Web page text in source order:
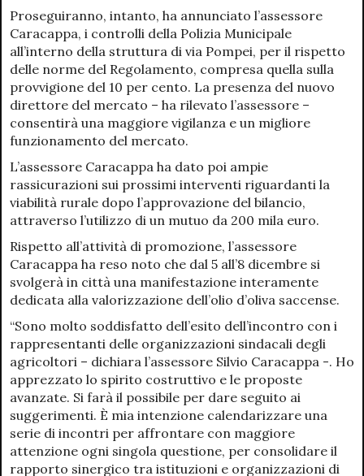
Proseguiranno, intanto, ha annunciato l’assessore
Caracappa, i controlli della Polizia Municipale
all’interno della struttura di via Pompei, per il rispetto
delle norme del Regolamento, compresa quella sulla
provvigione del 10 per cento. La presenza del nuovo
direttore del mercato – ha rilevato l’assessore –
consentirà una maggiore vigilanza e un migliore
funzionamento del mercato.
L’assessore Caracappa ha dato poi ampie
rassicurazioni sui prossimi interventi riguardanti la
viabilità rurale dopo l’approvazione del bilancio,
attraverso l’utilizzo di un mutuo da 200 mila euro.
Rispetto all’attività di promozione, l’assessore
Caracappa ha reso noto che dal 5 all’8 dicembre si
svolgerà in città una manifestazione interamente
dedicata alla valorizzazione dell’olio d’oliva saccense.
“Sono molto soddisfatto dell’esito dell’incontro con i
rappresentanti delle organizzazioni sindacali degli
agricoltori – dichiara l’assessore Silvio Caracappa -. Ho
apprezzato lo spirito costruttivo e le proposte
avanzate. Si farà il possibile per dare seguito ai
suggerimenti. È mia intenzione calendarizzare una
serie di incontri per affrontare con maggiore
attenzione ogni singola questione, per consolidare il
rapporto sinergico tra istituzioni e organizzazioni di